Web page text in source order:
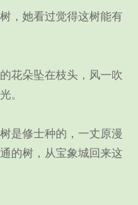
她看过觉得这树能有
朵坠在枝头，风一吹
。
修士种的，一丈原漫
的树，从宝象城回来这